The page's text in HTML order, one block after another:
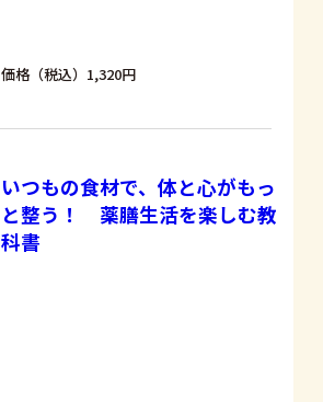
価格（税込）1,320円
いつもの食材で、体と心がもっ
と整う！ 薬膳生活を楽しむ教
科書